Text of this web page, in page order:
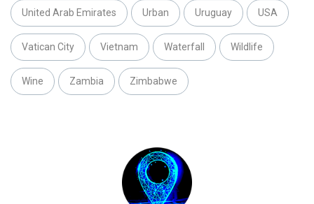
United Arab Emirates Urban Uruguay USA
Vatican City Vietnam Waterfall Wildlife
Wine Zambia Zimbabwe